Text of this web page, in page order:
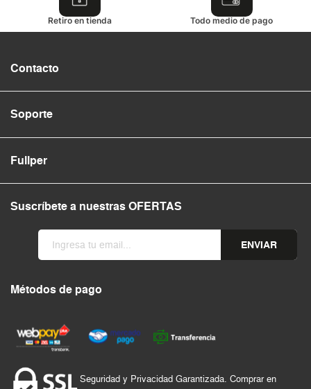
Retiro en tienda Todo medio de pago
Contacto
Soporte
Fullper
Suscríbete a nuestras OFERTAS
ENVIAR
Métodos de pago
Seguridad y Privacidad Garantizada. Comprar en